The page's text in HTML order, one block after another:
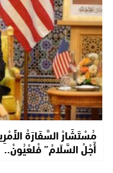
مُسْتَشَارْ السَّفَارَةْ
أَجْلْ السَّلَامْ” فْلعْيُونْ..